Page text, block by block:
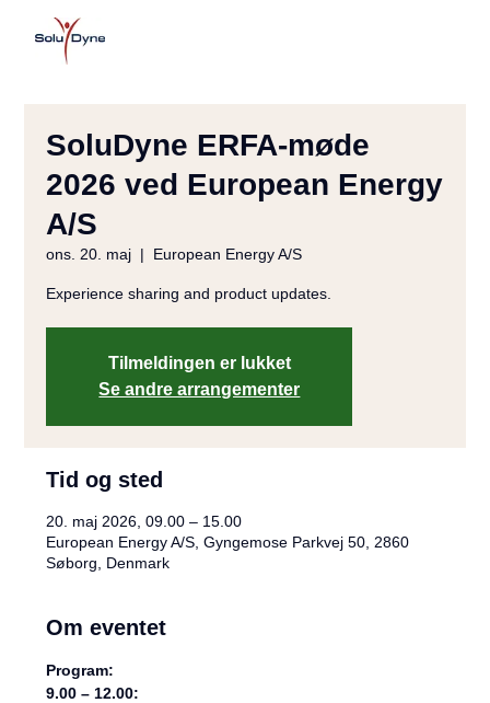
SoluDyne ERFA-møde
2026 ved European Energy
A/S
ons. 20. maj
  |
European Energy A/S
Experience sharing and product updates.
Tilmeldingen er lukket
Se andre arrangementer
Tid og sted
20. maj 2026, 09.00 – 15.00
European Energy A/S, Gyngemose Parkvej 50, 2860
Søborg, Denmark
Om eventet
Program:
9.00 – 12.00: